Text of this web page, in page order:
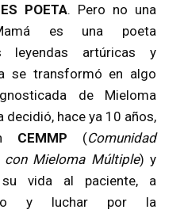
POETA. Pero no una
es una poeta
leyendas artúricas y
se transformó en algo
de Mieloma
decidió, hace ya 10 años,
CEMMP (Comunidad
con Mieloma Múltiple) y
vida al paciente, a
y luchar por la